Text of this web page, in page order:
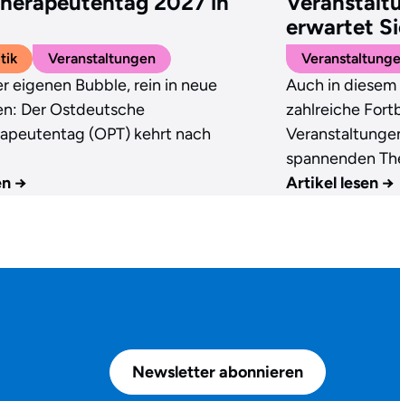
Veranstaltungen
eigenen Bubble, rein in neue
Der Ostdeutsche
(OPT) kehrt nach
→
erwartet
Auch in
zahlreiche
spannenden
Artikel lesen →
Newsletter abonnieren